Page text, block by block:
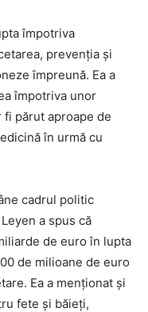
împotriva
prevenția și
împreună. Ea a
împotriva unor
părut aproape de
în urmă cu
cadrul politic
a spus că
de euro în lupta
de milioane de euro
Ea a menționat și
fete și băieți,